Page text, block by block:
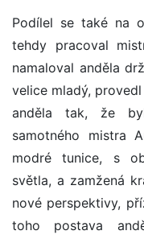
Podílel se také na
tehdy pracoval
namaloval anděla
velice mladý, provedl
anděla tak, že
samotného mistra
modré tunice, s
světla, a zamžená
nové perspektivy,
toho postava